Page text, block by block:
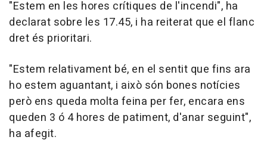
"Estem en les hores crítiques de l'incendi", ha
declarat sobre les 17.45, i ha reiterat que el flanc
dret és prioritari.
"Estem relativament bé, en el sentit que fins ara
ho estem aguantant, i això són bones notícies
però ens queda molta feina per fer, encara ens
queden 3 ó 4 hores de patiment, d'anar seguint",
ha afegit.